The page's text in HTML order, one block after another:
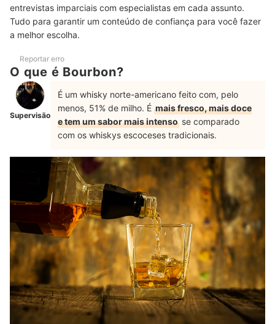
Conheça os Mais Variados Whiskys Aqui na mybest
entrevistas imparciais com especialistas em cada assunto.
Tudo para garantir um conteúdo de confiança para você fazer
a melhor escolha.
Reportar erro
O que é Bourbon?
Supervisão
É um whisky norte-americano feito com, pelo
menos, 51% de milho. É mais fresco, mais doce
e tem um sabor mais intenso se comparado
com os whiskys escoceses tradicionais.